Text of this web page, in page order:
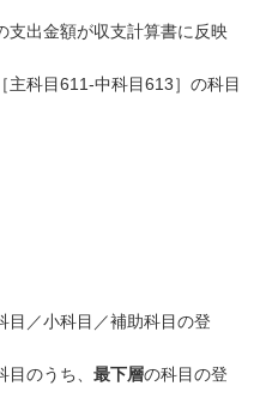
支出金額が収支計算書に反映
主科目611-中科目613］の科目
目／小科目／補助科目の登
のうち、 最下層の科目の登